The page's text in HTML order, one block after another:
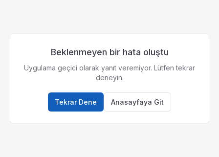
Beklenmeyen bir hata oluştu
Uygulama geçici olarak yanıt veremiyor. Lütfen tekrar
deneyin.
Tekrar Dene Anasayfaya Git